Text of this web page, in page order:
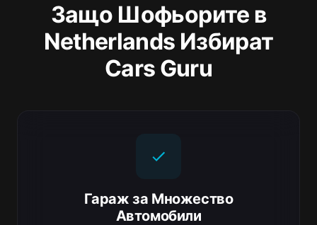
Защо Шофьорите в
Netherlands Избират
Cars Guru
Гараж за Множество
Автомобили